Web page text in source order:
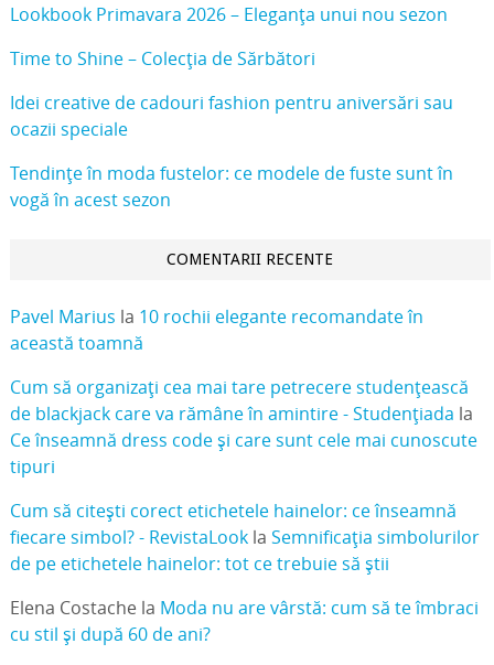
Lookbook Primavara 2026 – Eleganța unui nou sezon
Time to Shine – Colecția de Sărbători
Idei creative de cadouri fashion pentru aniversări sau
ocazii speciale
Tendințe în moda fustelor: ce modele de fuste sunt în
vogă în acest sezon
COMENTARII RECENTE
Pavel Marius la 10 rochii elegante recomandate în
această toamnă
Cum să organizați cea mai tare petrecere studențească
de blackjack care va rămâne în amintire - Studențiada la
Ce înseamnă dress code și care sunt cele mai cunoscute
tipuri
Cum să citești corect etichetele hainelor: ce înseamnă
fiecare simbol? - RevistaLookla Semnificația simbolurilor
de pe etichetele hainelor: tot ce trebuie să știi
Elena Costachela Moda nu are vârstă: cum să te îmbraci
cu stil și după 60 de ani?